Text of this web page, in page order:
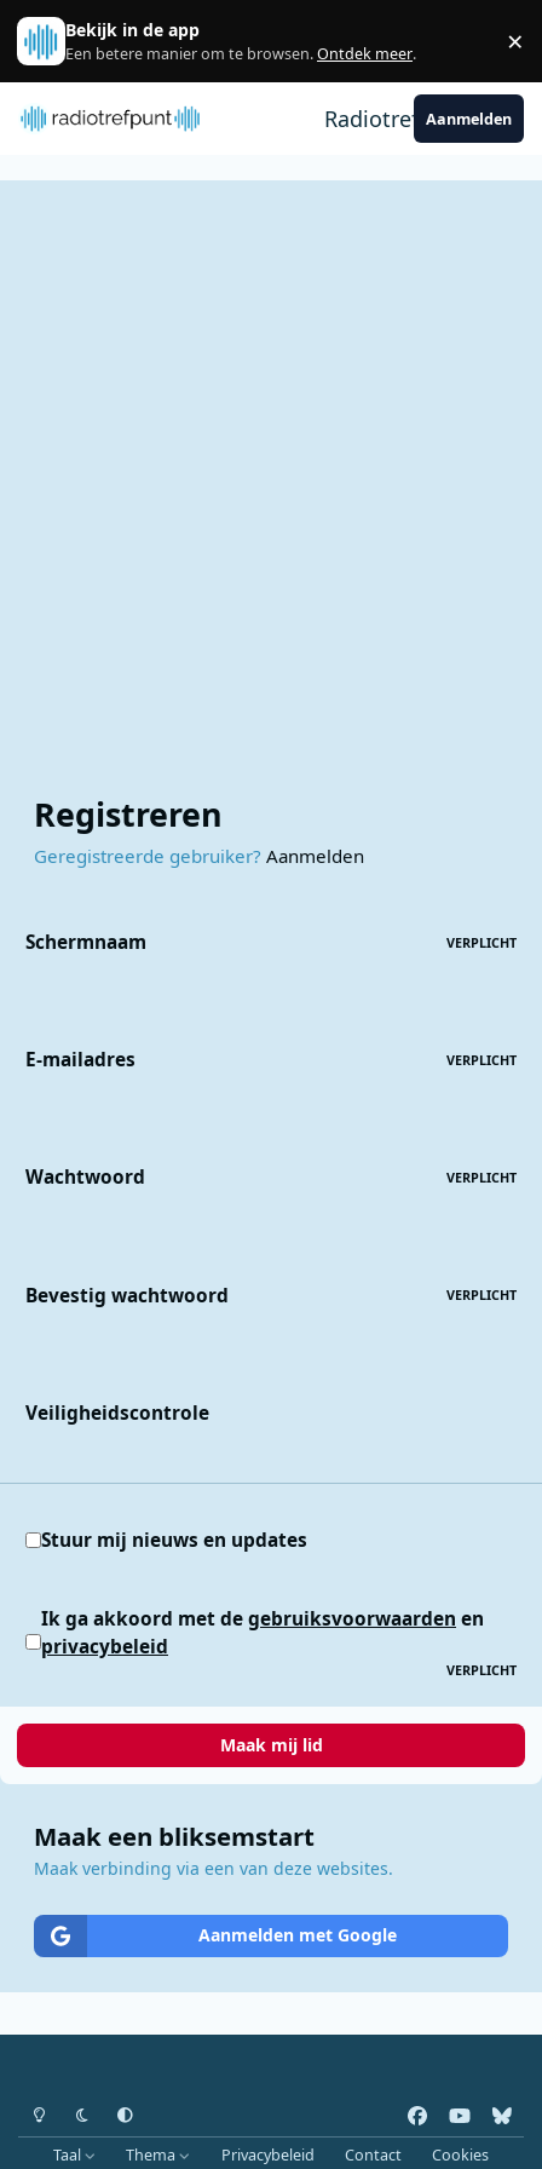
Spring naar bijdragen
Bekijk in de app
Een betere manier om te browsen.Ontdek meer. ×
RadiotrefpuntAanmelden
Registreren
Geregistreerde gebruiker? Aanmelden
Schermnaam VERPLICHT
E-mailadres VERPLICHT
Wachtwoord VERPLICHT
Bevestig wachtwoord VERPLICHT
Veiligheidscontrole
Stuur mij nieuws en updates
Ik ga akkoord met degebruiksvoorwaarden en
privacybeleid
VERPLICHT
Maak mij lid
Maak een bliksemstart
Maak verbinding via een van deze websites.
Aanmelden met Google
Heldere modus
Donkere modus
Systeemvoorkeur
a
o
b
l
Taal Thema Privacybeleid Contact Cookies